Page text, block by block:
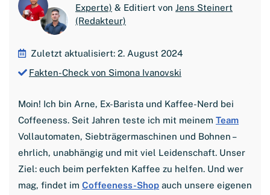
Experte) & Editiert von Jens Steinert
(Redakteur)
Zuletzt aktualisiert: 2. August 2024
Fakten-Check von Simona Ivanovski
Moin! Ich bin Arne, Ex-Barista und Kaffee-Nerd bei
Coffeeness. Seit Jahren teste ich mit meinem Team
Vollautomaten, Siebträgermaschinen und Bohnen –
ehrlich, unabhängig und mit viel Leidenschaft. Unser
Ziel: euch beim perfekten Kaffee zu helfen. Und wer
mag, findet im Coffeeness-Shop auch unsere eigenen